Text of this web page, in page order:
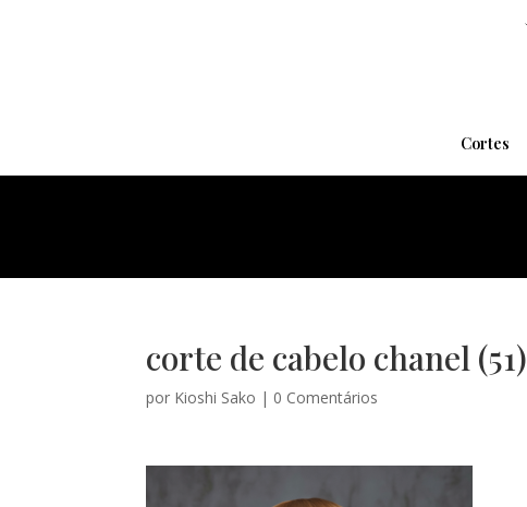
Cortes
corte de cabelo chanel (51)
por Kioshi Sako | 0 Comentários